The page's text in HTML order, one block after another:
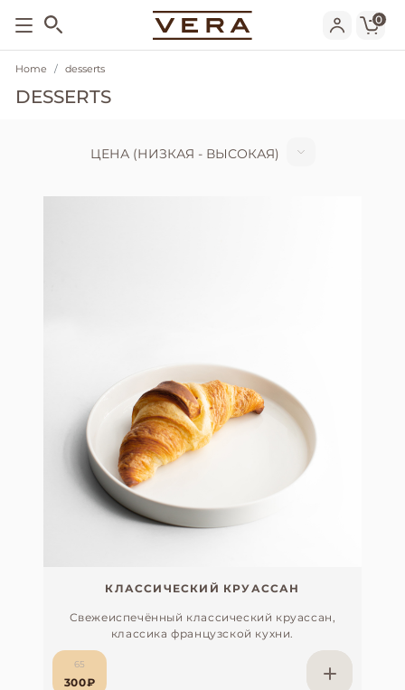
0
Home desserts
DESSERTS
ЦЕНА (НИЗКАЯ - ВЫСОКАЯ)
КЛАССИЧЕСКИЙ КРУАССАН
Свежеиспечённый классический круассан,
классика французской кухни.
65
300₽